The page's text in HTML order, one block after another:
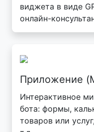
виджета в виде
онлайн-
Приложение
Интерактивное
бота: формы,
товаров или